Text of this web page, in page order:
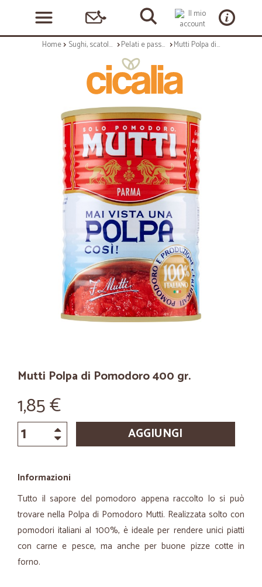
Home Sughi, scatolame e condimenti Pelati e passate, concentrati Mutti Polpa di Pomodoro 400 gr.
Mutti Polpa di Pomodoro 400 gr.
1,85 €
AGGIUNGI
Informazioni
Tutto il sapore del pomodoro appena raccolto lo si può
trovare nella Polpa di Pomodoro Mutti. Realizzata solto con
pomodori italiani al 100%, è ideale per rendere unici piatti
con carne e pesce, ma anche per buone pizze cotte in
forno.